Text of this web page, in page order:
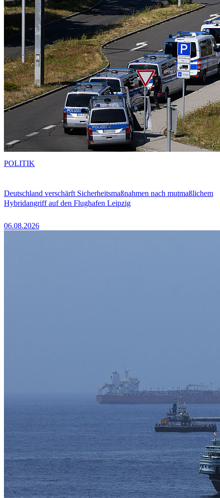
Deutschland verschärft Sicherheitsmaßnahmen nach mutmaßlichem
Hybridangriff auf den Flughafen Leipzig
06.08.2026
POLITIK